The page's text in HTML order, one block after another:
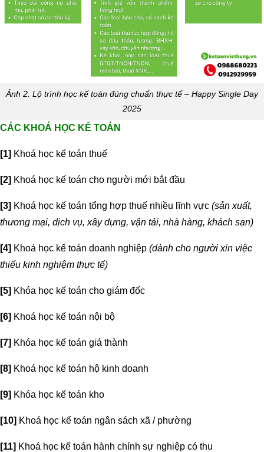
Ảnh 2. Lộ trình học kế toán đúng chuẩn thực tế – Happy Single Day
2025
CÁC KHOÁ HỌC KẾ TOÁN
[1] Khoá học kế toán thuế
[2] Khoá học kế toán cho người mới bắt đầu
[3] Khoá học kế toán tổng hợp thuế nhiều lĩnh vực (sản xuất,
thương mại, dịch vụ, xây dựng, vận tải, nhà hàng, khách sạn)
[4] Khoá học kế toán doanh nghiệp (dành cho người xin việc
thiếu kinh nghiệm thực tế)
[5] Khóa học kế toán cho giám đốc
[6] Khoá học kế toán nội bộ
[7] Khóa học kế toán giá thành
[8] Khoá học kế toán hộ kinh doanh
[9] Khóa học kế toán kho
[10] Khoá học kế toán ngân sách xã / phường
[11] Khoá học kế toán hành chính sự nghiệp có thu